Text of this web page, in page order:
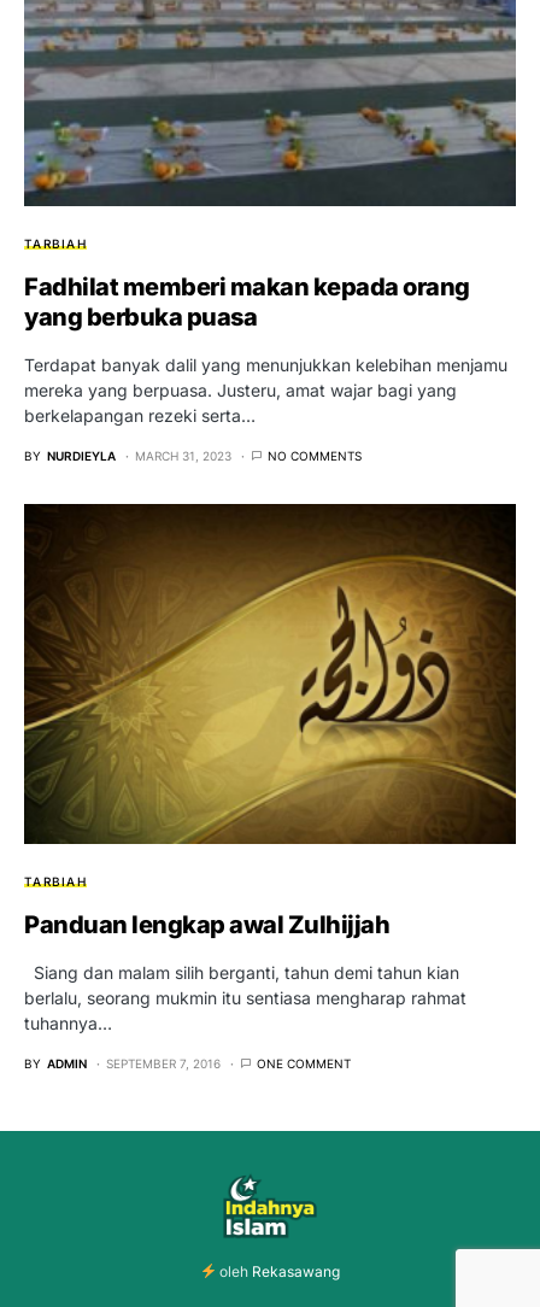
TARBIAH
Fadhilat memberi makan kepada orang
yang berbuka puasa
Terdapat banyak dalil yang menunjukkan kelebihan menjamu
mereka yang berpuasa. Justeru, amat wajar bagi yang
berkelapangan rezeki serta…
BY NURDIEYLA MARCH 31, 2023 NO COMMENTS
TARBIAH
Panduan lengkap awal Zulhijjah
Siang dan malam silih berganti, tahun demi tahun kian
berlalu, seorang mukmin itu sentiasa mengharap rahmat
tuhannya…
BY ADMIN SEPTEMBER 7, 2016 ONE COMMENT
oleh Rekasawang